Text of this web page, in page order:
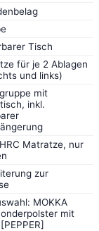
Tisch
für je 2 Ablagen
und links)
mit
inkl.
Matratze, nur
zur
MOKKA
mit